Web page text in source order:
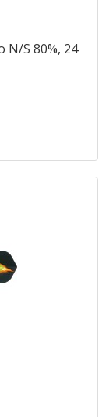
N/S 80%, 24